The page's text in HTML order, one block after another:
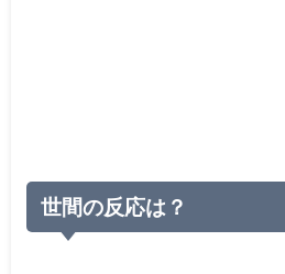
世間の反応は？